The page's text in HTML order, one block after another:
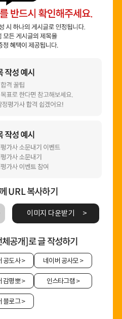
URL 복사하기
이미지 다운받기
공개]로 글 작성하기
공도사> 네이버 공사모>
감평뽀> 인스타그램 >
블로그>